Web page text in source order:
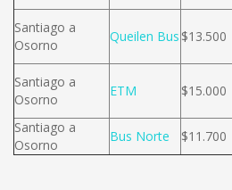
Santiago a
Osorno
Queilen Bus $13.500
Santiago a
Osorno
ETM $15.000
Santiago a
Osorno
Bus Norte $11.700